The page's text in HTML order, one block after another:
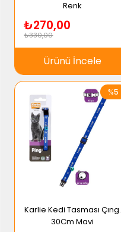
Renk
₺270,00
₺330,00
Ürünü İncele
Karlie Kedi Tasması Çıng.
30Cm Mavi
%5